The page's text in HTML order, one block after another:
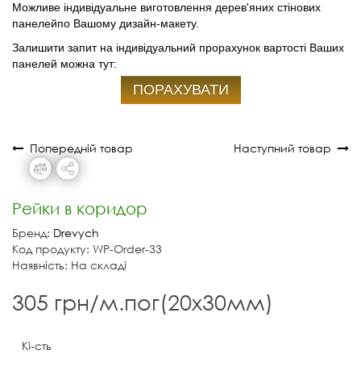
Можливе індивідуальне виготовлення дерев'яних стінових
панелейпо Вашому дизайн-макету.
Залишити запит на індивідуальний прорахунок вартості Ваших
панелей можна тут:
ПОРАХУВАТИ
Попередній товар Наступний товар
Рейки в коридор
Бренд: Drevych
Код продукту: WP-Order-33
Наявність: На складі
305 грн/м.пог(20х30мм)
Кі-сть